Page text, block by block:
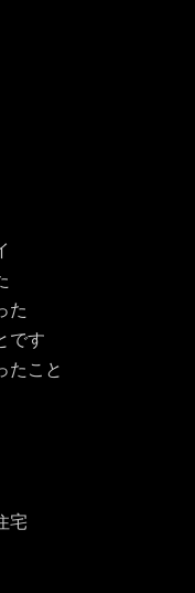
た
です
たこと
宅